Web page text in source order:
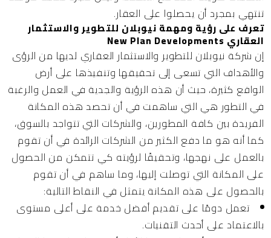
تنتهي بمجرد أن يحصلوا على العقار.
تعرف على رؤية ومهمة نيوبلان للتطوير والاستثمار
العقاري New Plan Developments
إن شركة نيوبلان للتطوير والاستثمار العقاري لديها من الرؤى
والأهداف التي تسعى إلى تحقيقها وتنفيذها على أرض
الواقع كثيرة، حيث أن هذه الرؤية والجدية في العمل والرغبة
في التطور هي التي ساهمت في أن تحصد هذه المكانة
الفريدة بين كافة المطورين، والشركات التي تتواجد بالسوق،
كما أنه هو ما دفع الكثير من الشركات الرائدة في أن تقوم
بالعمل على نهجها، وتحقيقًا لرؤيته كي تتمكن من الحصول
على المكانة التي توصلت إليها، وما ساهم في أن تقوم
بالحصول على هذه المكانة يتمثل في النقاط التالية:
تعمل دومًا على تقديم أفضل خدمة على أعلى مستوى
بالاعتماد على أحدث التقنيات.